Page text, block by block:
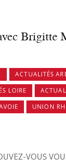
Brigitte
ACTUALITÉS
LOIRE
UNION
VOUS